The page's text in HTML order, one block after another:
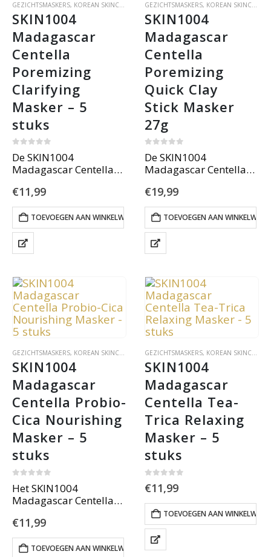
GEZICHTSMASKERS, KOREAN SKINCARE
SKIN1004
Madagascar
Centella
Poremizing
Clarifying
Masker – 5
stuks
De SKIN1004
Madagascar Centella
Mask 23ml x 5ea geeft
je huid een intensieve
detox en een frisse,
verfijnde uitstraling –
zonder irritatie.
€11,99
TOEVOEGEN AAN WINKELWAGEN
GEZICHTSMASKERS, KOREAN SKINCARE
SKIN1004
Madagascar
Centella
Poremizing
Quick Clay
Stick Masker
27g
De SKIN1004
Madagascar Centella
Stick Mask is een
innovatief kleimasker in
stickvorm dat poriën
diep reinigt en
overtollig talg
absorbeert. Met 18%
rode bonenpoeder en…
€19,99
TOEVOEGEN AAN
GEZICHTSMASKERS, KOREAN SKINCARE
SKIN1004
Madagascar
Centella Probio-
Cica Nourishing
Masker – 5
stuks
Het SKIN1004
Madagascar Centella
Mask (5 stuks) voedt,
hydrateert en verstevigt
met gefermenteerde
€11,99
TOEVOEGEN AAN WINKELWAGEN
GEZICHTSMASKERS, KOREAN SKINCARE
SKIN1004
Madagascar
Centella Tea-
Trica Relaxing
Masker – 5
stuks
€11,99
TOEVOEGEN AAN